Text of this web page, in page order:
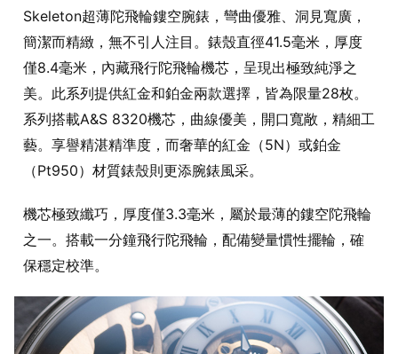
Skeleton超薄陀飛輪鏤空腕錶，彎曲優雅、洞見寬廣，
簡潔而精緻，無不引人注目。錶殼直徑41.5毫米，厚度
僅8.4毫米，內藏飛行陀飛輪機芯，呈現出極致純淨之
美。此系列提供紅金和鉑金兩款選擇，皆為限量28枚。
系列搭載A&S 8320機芯，曲線優美，開口寬敞，精細工
藝。享譽精湛精準度，而奢華的紅金（5N）或鉑金
（Pt950）材質錶殼則更添腕錶風采。
機芯極致纖巧，厚度僅3.3毫米，屬於最薄的鏤空陀飛輪
之一。搭載一分鐘飛行陀飛輪，配備變量慣性擺輪，確
保穩定校準。